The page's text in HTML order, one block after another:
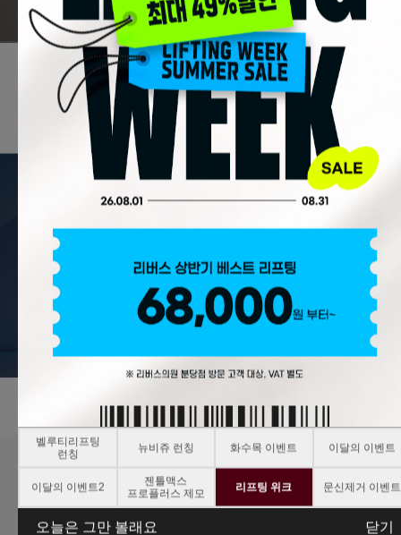
벨루티리프팅
런칭
뉴비쥬 런칭 화수목 이벤트 이달의 이벤트
이달의 이벤트2
젠틀맥스
프로플러스 제모
리프팅 위크 문신제거 이벤트
오늘은 그만 볼래요 닫기